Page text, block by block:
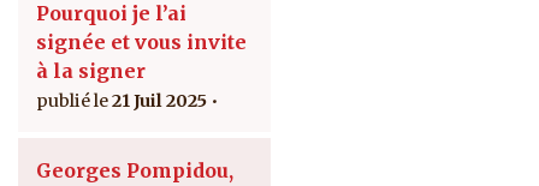
Pourquoi je l’ai
signée et vous invite
à la signer
21 Juil 2025
Georges Pompidou,